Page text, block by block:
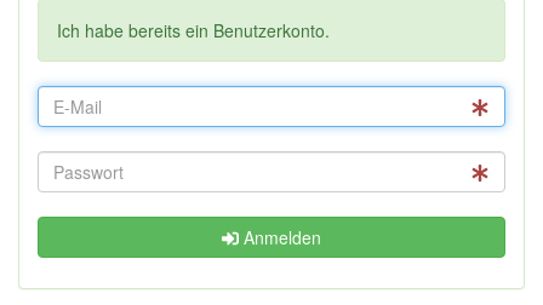
Ich habe bereits ein Benutzerkonto.
Anmelden